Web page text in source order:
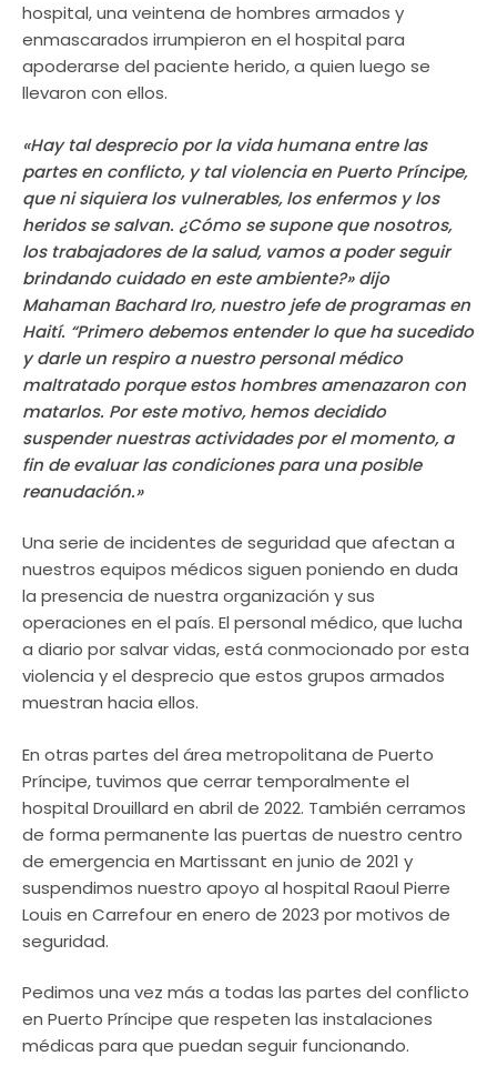
hospital, una veintena de hombres armados y
enmascarados irrumpieron en el hospital para
apoderarse del paciente herido, a quien luego se
llevaron con ellos.
«Hay tal desprecio por la vida humana entre las
partes en conflicto, y tal violencia en Puerto Príncipe,
que ni siquiera los vulnerables, los enfermos y los
heridos se salvan. ¿Cómo se supone que nosotros,
los trabajadores de la salud, vamos a poder seguir
brindando cuidado en este ambiente?» dijo
Mahaman Bachard Iro, nuestro jefe de programas en
Haití. “Primero debemos entender lo que ha sucedido
y darle un respiro a nuestro personal médico
maltratado porque estos hombres amenazaron con
matarlos. Por este motivo, hemos decidido
suspender nuestras actividades por el momento, a
fin de evaluar las condiciones para una posible
reanudación.»
Una serie de incidentes de seguridad que afectan a
nuestros equipos médicos siguen poniendo en duda
la presencia de nuestra organización y sus
operaciones en el país. El personal médico, que lucha
a diario por salvar vidas, está conmocionado por esta
violencia y el desprecio que estos grupos armados
muestran hacia ellos.
En otras partes del área metropolitana de Puerto
Príncipe, tuvimos que cerrar temporalmente el
hospital Drouillard en abril de 2022. También cerramos
de forma permanente las puertas de nuestro centro
de emergencia en Martissant en junio de 2021 y
suspendimos nuestro apoyo al hospital Raoul Pierre
Louis en Carrefour en enero de 2023 por motivos de
seguridad.
Pedimos una vez más a todas las partes del conflicto
en Puerto Príncipe que respeten las instalaciones
médicas para que puedan seguir funcionando.